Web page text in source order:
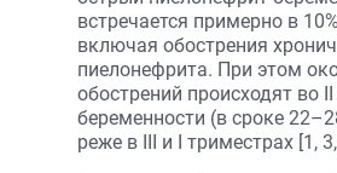
встречается примерно в
включая обострения
пиелонефрита. При этом
обострений происходят во
беременности (в сроке
реже в III и I триместрах [1,